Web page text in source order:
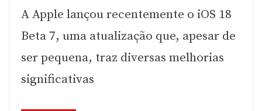
A Apple lançou recentemente o iOS 18
Beta 7, uma atualização que, apesar de
ser pequena, traz diversas melhorias
significativas